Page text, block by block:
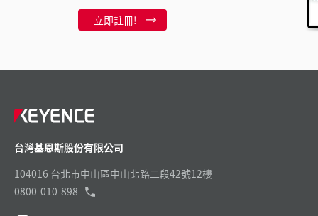
立即註冊!
台灣基恩斯股份有限公司
104016 台北市中山區中山北路二段42號12樓
0800-010-898